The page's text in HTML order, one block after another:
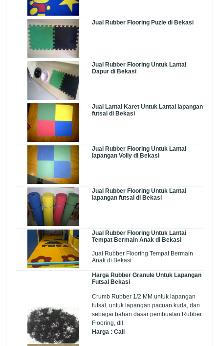
Jual Rubber Flooring Puzle di Bekasi
Jual Rubber Flooring Untuk Lantai
Dapur di Bekasi
Jual Lantai Karet Untuk Lantai lapangan
futsal di Bekasi
Jual Rubber Flooring Untuk Lantai
lapangan Volly di Bekasi
Jual Rubber Flooring Untuk Lantai
lapangan futsal di Bekasi
Jual Rubber Flooring Untuk Lantai
Tempat Bermain Anak di Bekasi
Jual Rubber Flooring Tempat Bermain
Anak di Bekasi
Harga Rubber Granule Untuk Lapangan
Futsal Bekasi
Crumb Rubber 1/2 MM untuk lapangan
futsal, untuk lapangan pacuan kuda, dan
sebagai bahan dasar pembuatan Rubber
Flooring, dll.
Harga : Call